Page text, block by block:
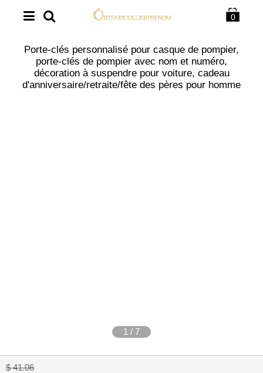
0
Porte-clés personnalisé pour casque de pompier,
porte-clés de pompier avec nom et numéro,
décoration à suspendre pour voiture, cadeau
d'anniversaire/retraite/fête des pères pour homme
1 / 7
$ 41.06